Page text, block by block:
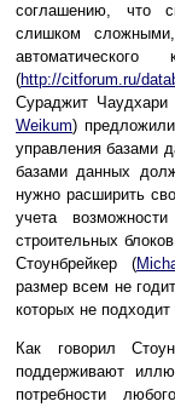
соглашению, что
слишком
автоматического
(http://citforum.ru/
Сураджит Чаудхари
Weikum)
управления базами
базами данных
нужно расширить
учета
строительных
Стоунбрейкер (
размер всем не
которых не
Как говорил
поддерживают
потребности